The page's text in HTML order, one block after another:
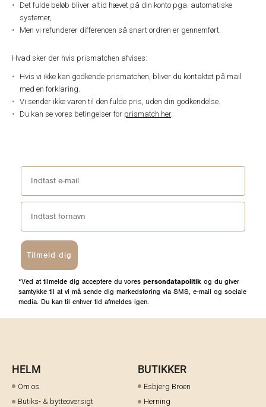
Det fulde beløb bliver altid hævet på din konto pga. automatiske
systemer,
Men vi refunderer differencen så snart ordren er gennemført.
Hvad sker der hvis prismatchen afvises:
Hvis vi ikke kan godkende prismatchen, bliver du kontaktet på mail
med en forklaring.
Vi sender ikke varen til den fulde pris, uden din godkendelse.
Du kan se vores betingelser for prismatch her.
Tilmeld dig
*Ved at tilmelde dig acceptere du vores persondatapolitik og du giver
samtykke til at vi må sende dig markedsføring via SMS, e-mail og sociale
media. Du kan til enhver tid afmeldes igen.
HELM
Om os
Butiks- & bytteoversigt
BUTIKKER
Esbjerg Broen
Herning